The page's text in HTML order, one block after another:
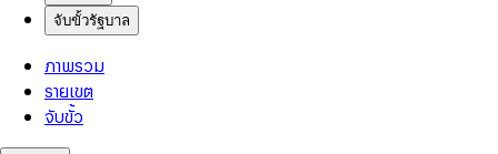
จับขั้วรัฐบาล
ภาพรวม
รายเขต
จับขั้ว